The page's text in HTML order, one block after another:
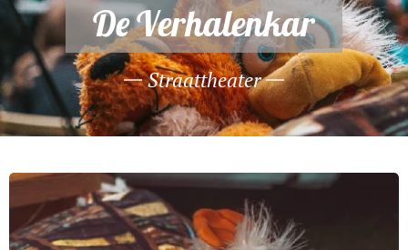
De Verhalenkar
Straattheater